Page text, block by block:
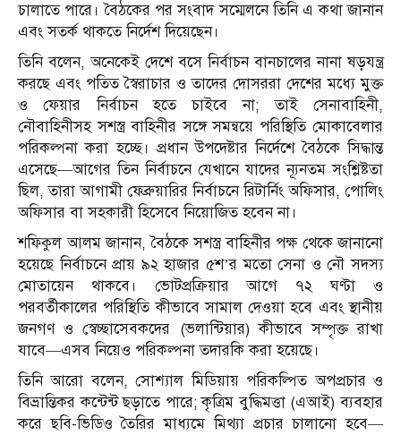
চালাতে পারে। বৈঠকের পর সংবাদ সম্মেলনে তিনি এ কথা জানান
এবং সতর্ক থাকতে নির্দেশ দিয়েছেন।
তিনি বলেন, অনেকেই দেশে বসে নির্বাচন বানচালের নানা ষড়যন্ত্র
করছে এবং পতিত স্বৈরাচার ও তাদের দোসররা দেশের মধ্যে মুক্ত
ও ফেয়ার নির্বাচন হতে চাইবে না; তাই সেনাবাহিনী,
নৌবাহিনীসহ সশস্ত্র বাহিনীর সঙ্গে সমন্বয়ে পরিস্থিতি মোকাবেলার
পরিকল্পনা করা হচ্ছে। প্রধান উপদেষ্টার নির্দেশে বৈঠকে সিদ্ধান্ত
এসেছে—আগের তিন নির্বাচনে যেখানে যাদের ন্যূনতম সংশ্লিষ্টতা
ছিল, তারা আগামী ফেব্রুয়ারির নির্বাচনে রিটার্নিং অফিসার, পোলিং
অফিসার বা সহকারী হিসেবে নিয়োজিত হবেন না।
শফিকুল আলম জানান, বৈঠকে সশস্ত্র বাহিনীর পক্ষ থেকে জানানো
হয়েছে নির্বাচনে প্রায় ৯২ হাজার ৫শ’র মতো সেনা ও নৌ সদস্য
মোতায়েন থাকবে। ভোটপ্রক্রিয়ার আগে ৭২ ঘণ্টা ও
পরবর্তীকালের পরিস্থিতি কীভাবে সামাল দেওয়া হবে এবং স্থানীয়
জনগণ ও স্বেচ্ছাসেবকদের (ভলান্টিয়ার) কীভাবে সম্পৃক্ত রাখা
যাবে—এসব নিয়েও পরিকল্পনা তদারকি করা হয়েছে।
তিনি আরো বলেন, সোশ্যাল মিডিয়ায় পরিকল্পিত অপপ্রচার ও
বিভ্রান্তিকর কন্টেন্ট ছড়াতে পারে; কৃত্রিম বুদ্ধিমত্তা (এআই) ব্যবহার
করে ছবি-ভিডিও তৈরির মাধ্যমে মিথ্যা প্রচার চালানো হবে—